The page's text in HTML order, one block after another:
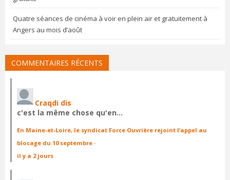
Quatre séances de cinéma à voir en plein air et gratuitement à
Angers au mois d’août
COMMENTAIRES RÉCENTS
Craqdi dis
c'est la même chose qu'en…
En Maine-et-Loire, le syndicat Force Ouvrière rejoint l’appel au
blocage du 10 septembre ·
il y a 2 jours